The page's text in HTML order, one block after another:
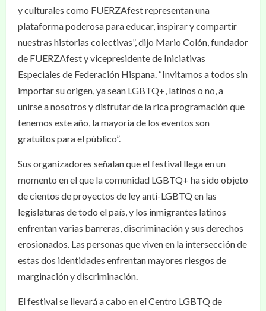
y culturales como FUERZAfest representan una
plataforma poderosa para educar, inspirar y compartir
nuestras historias colectivas”, dijo Mario Colón, fundador
de FUERZAfest y vicepresidente de Iniciativas
Especiales de Federación Hispana. “Invitamos a todos sin
importar su origen, ya sean LGBTQ+, latinos o no, a
unirse a nosotros y disfrutar de la rica programación que
tenemos este año, la mayoría de los eventos son
gratuitos para el público”.
Sus organizadores señalan que el festival llega en un
momento en el que la comunidad LGBTQ+ ha sido objeto
de cientos de proyectos de ley anti-LGBTQ en las
legislaturas de todo el país, y los inmigrantes latinos
enfrentan varias barreras, discriminación y sus derechos
erosionados. Las personas que viven en la intersección de
estas dos identidades enfrentan mayores riesgos de
marginación y discriminación.
El festival se llevará a cabo en el Centro LGBTQ de